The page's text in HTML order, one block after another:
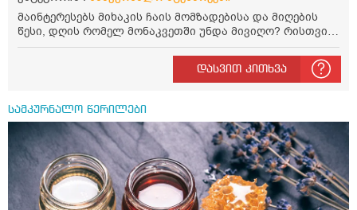
პრობლემის მოსაგვარებლად
მაინტერესებს მიხაკის ჩაის მომზადებისა და მიღების
წესი, დღის რომელ მონაკვეთში უნდა მივიღო? რისთვის
არის სასარგებლო და უკუჩვენება თუ აქვს
დასვით კითხვა
სამკურნალო წერილები